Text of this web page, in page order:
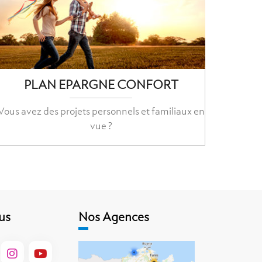
PLAN EPARGNE CONFORT
avez des projets personnels et familiaux en
vue ?
Nos Agences